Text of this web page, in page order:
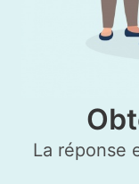
La réponse